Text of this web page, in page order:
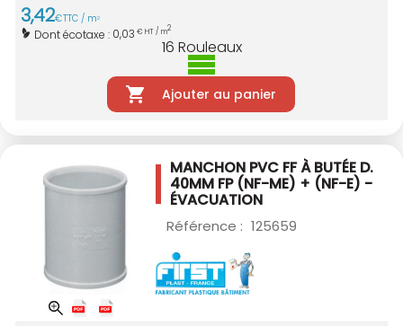
3,42€TTC / m2
Dont écotaxe : 0,03 € HT / m2
16 Rouleaux
Ajouter au panier
MANCHON PVC FF À BUTÉE D.
40MM FP (NF-ME) + (NF-E) -
ÉVACUATION
Référence : 125659